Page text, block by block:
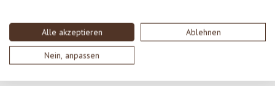
Alle akzeptieren Ablehnen
Nein, anpassen
con gli altri.